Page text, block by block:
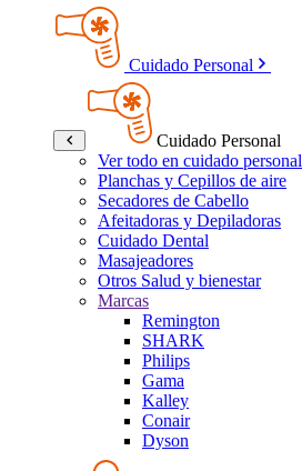
Cuidado Personal
Cuidado Personal
Ver todo en cuidado personal
Planchas y Cepillos de aire
Secadores de Cabello
Afeitadoras y Depiladoras
Cuidado Dental
Masajeadores
Otros Salud y bienestar
Marcas
Remington
SHARK
Philips
Gama
Kalley
Conair
Dyson